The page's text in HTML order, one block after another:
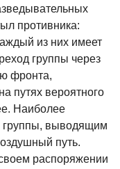
противника:
из них имеет
группы через
фронта,
путях вероятного
Наиболее
выводящим
путь.
распоряжении